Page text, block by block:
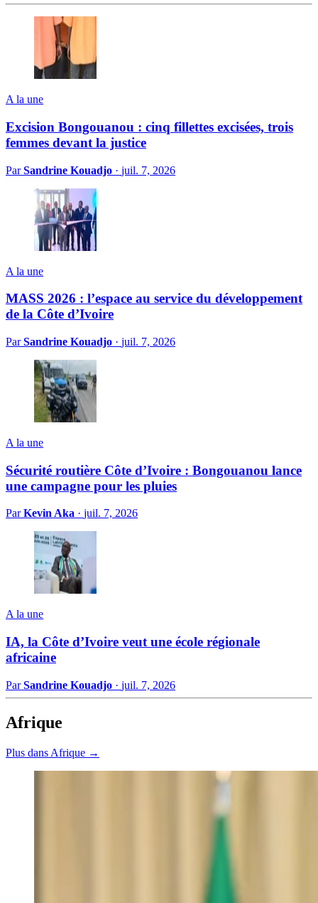
A la une
Excision Bongouanou : cinq fillettes excisées, trois
femmes devant la justice
ParSandrine Kouadjo · juil. 7, 2026
A la une
MASS 2026 : l’espace au service du développement
de la Côte d’Ivoire
ParSandrine Kouadjo · juil. 7, 2026
A la une
Sécurité routière Côte d’Ivoire : Bongouanou lance
une campagne pour les pluies
ParKevin Aka · juil. 7, 2026
A la une
IA, la Côte d’Ivoire veut une école régionale
africaine
ParSandrine Kouadjo · juil. 7, 2026
Afrique
Plus dans Afrique →